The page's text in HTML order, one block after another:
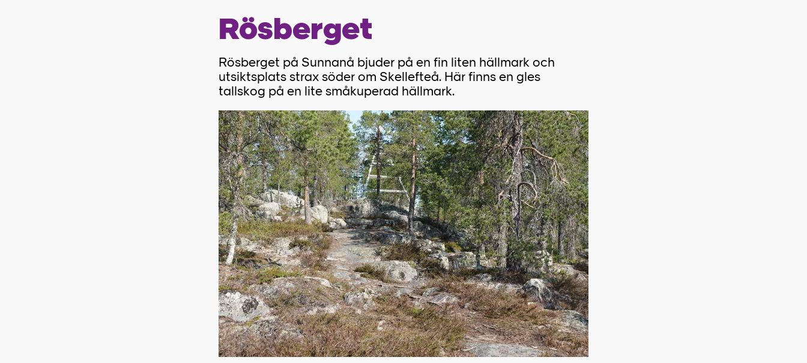
Rösberget
Rösberget på Sunnanå bjuder på en fin liten hällmark och
utsiktsplats strax söder om Skellefteå. Här finns en gles
tallskog på en lite småkuperad hällmark.